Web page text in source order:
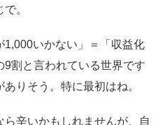
。
1,000いかない」＝「収益化
割と言われている世界です
りそう。特に最初はね。
辛いかもしれませんが、自